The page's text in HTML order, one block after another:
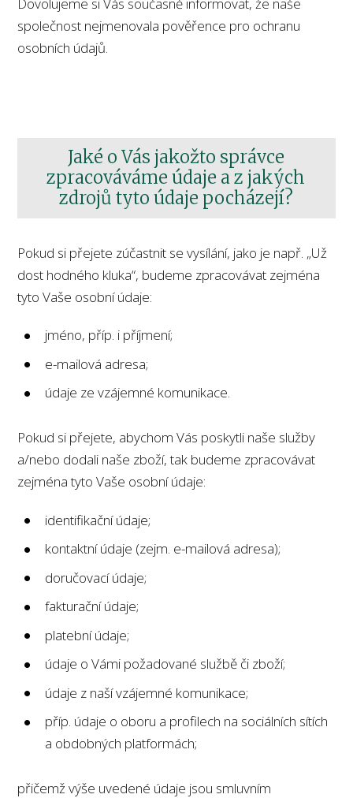
společnost nejmenovala pověřence pro ochranu
osobních údajů.
Jaké o Vás jakožto správce
zpracováváme údaje a z jakých
zdrojů tyto údaje pocházejí?
Pokud si přejete zúčastnit se vysílání, jako je např. „Už
dost hodného kluka“, budeme zpracovávat zejména
tyto Vaše osobní údaje:
jméno, příp. i příjmení;
e-mailová adresa;
údaje ze vzájemné komunikace.
Pokud si přejete, abychom Vás poskytli naše služby
a/nebo dodali naše zboží, tak budeme zpracovávat
zejména tyto Vaše osobní údaje:
identifikační údaje;
kontaktní údaje (zejm. e-mailová adresa);
doručovací údaje;
fakturační údaje;
platební údaje;
údaje o Vámi požadované službě či zboží;
údaje z naší vzájemné komunikace;
příp. údaje o oboru a profilech na sociálních sítích
a obdobných platformách;
přičemž výše uvedené údaje jsou smluvním